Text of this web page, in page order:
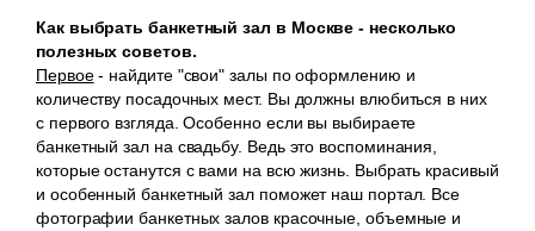
Как выбрать банкетный зал в Москве - несколько
полезных советов.
Первое- найдите "свои" залы по оформлению и
количеству посадочных мест. Вы должны влюбиться в них
с первого взгляда. Особенно если вы выбираете
банкетный зал на свадьбу. Ведь это воспоминания,
которые останутся с вами на всю жизнь. Выбрать красивый
и особенный банкетный зал поможет наш портал. Все
фотографии банкетных залов красочные, объемные и